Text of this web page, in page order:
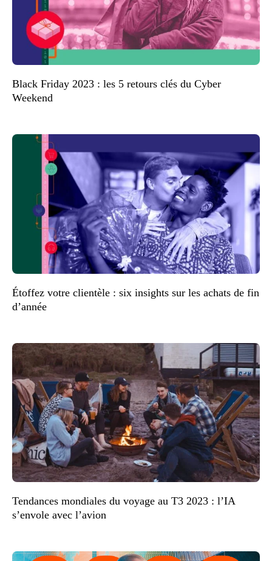
Black Friday 2023 : les 5 retours clés du Cyber
Weekend
Étoffez votre clientèle : six insights sur les achats de fin
d’année
Tendances mondiales du voyage au T3 2023 : l’IA
s’envole avec l’avion